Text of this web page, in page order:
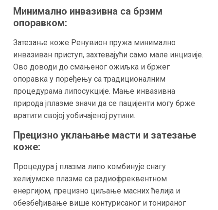
Минимално инвазивна са брзим
опоравком:
Затезање коже Ренувион пружа минимално
инвазиван приступ, захтевајући само мале инцизије.
Ово доводи до смањеног ожиљка и бржег
опоравка у поређењу са традиционалним
процедурама липосукције. Мање инвазивна
природа jплазме значи да се пацијенти могу брже
вратити својој уобичајеној рутини.
Прецизно уклањање масти и затезање
коже:
Процедура j плазма липо комбинује снагу
хелијумске плазме са радиофреквентном
енергијом, прецизно циљање масних ћелија и
обезбеђивање више контурисаног и тонираног